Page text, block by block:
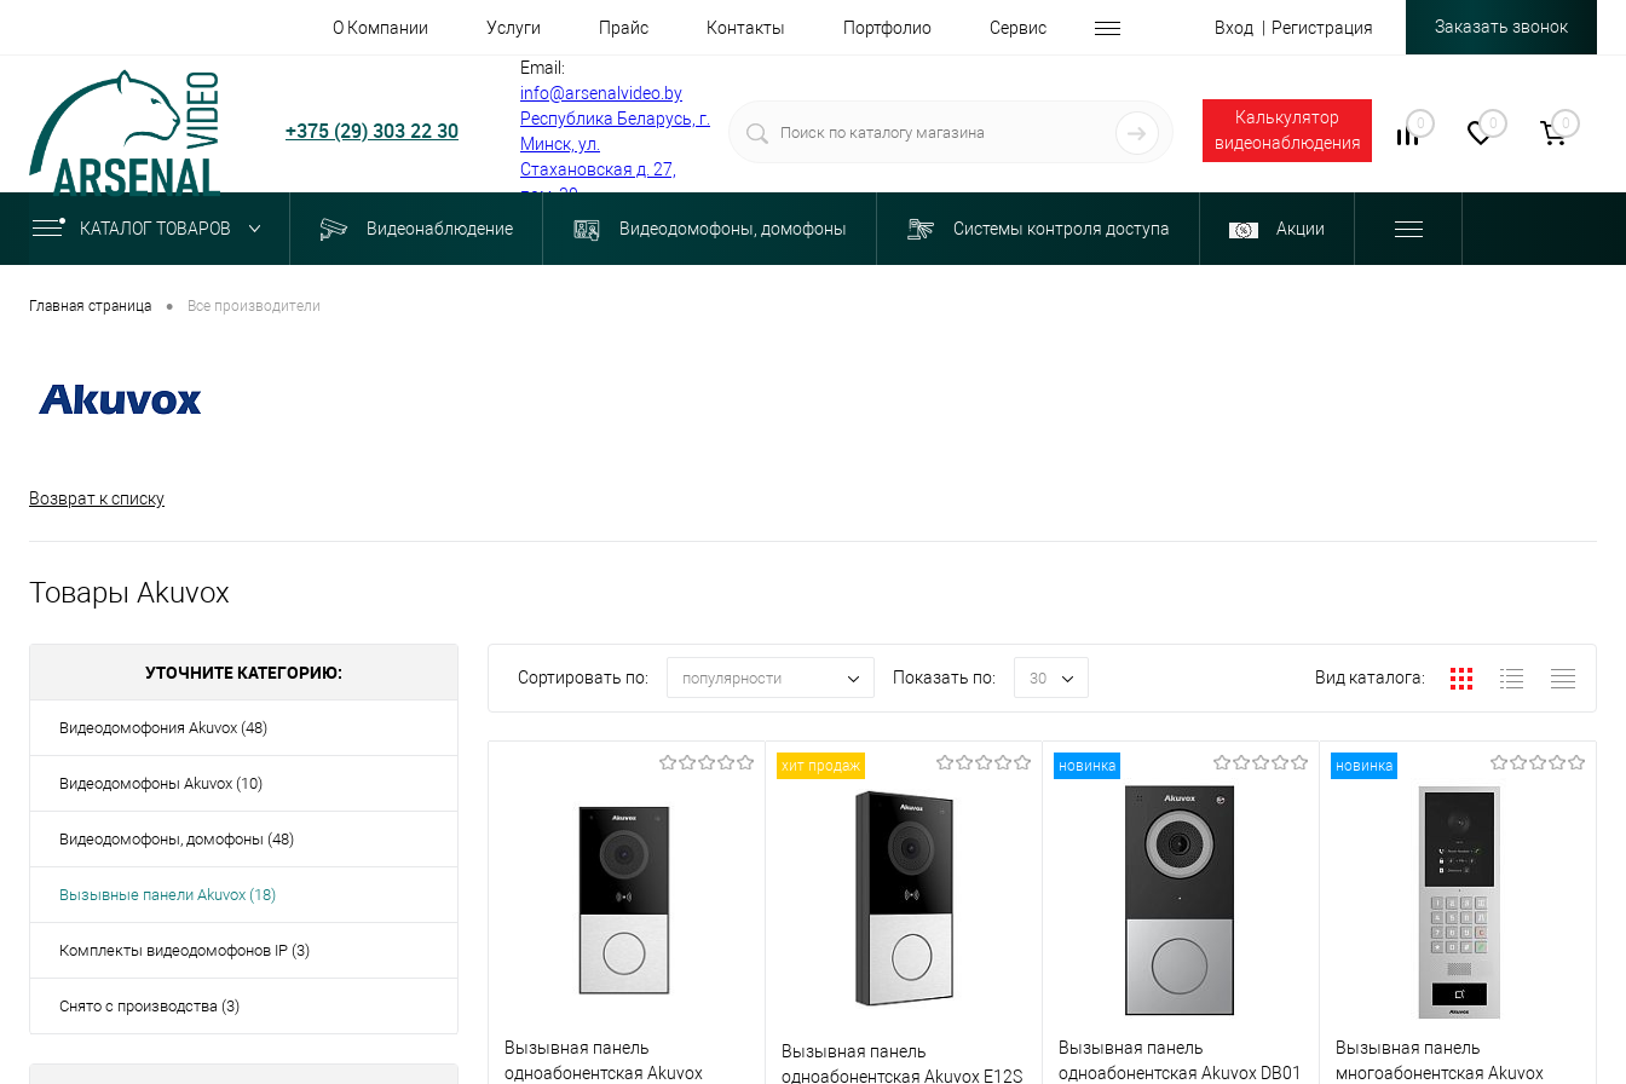
О Компании Услуги Прайс Контакты Портфолио Сервис Вход Регистрация Заказать звонок
+375 (29) 303 22 30
Email:
info@arsenalvideo.by
Республика Беларусь, г.
Минск, ул.
Стахановская д. 27,
пом. 30
Калькулятор
видеонаблюдения
0 0 0
КАТАЛОГ ТОВАРОВ Видеонаблюдение Видеодомофоны, домофоны Системы контроля доступа Акции
Главная страница • Все производители
Возврат к списку
Товары Akuvox
УТОЧНИТЕ КАТЕГОРИЮ:
Видеодомофония Akuvox (48)
Видеодомофоны Akuvox (10)
Видеодомофоны, домофоны (48)
Вызывные панели Akuvox (18)
Комплекты видеодомофонов IP (3)
Снято с производства (3)
Сортировать по: популярности Показать по: 30 Вид каталога:
Вызывная панель
одноабонентская Akuvox
хит продаж
Вызывная панель
одноабонентская Akuvox E12S
новинка
Вызывная панель
одноабонентская Akuvox DB01
новинка
Вызывная панель
многоабонентская Akuvox